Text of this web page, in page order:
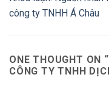
công ty TNHH Á Châu
ONE THOUGHT ON “
CÔNG TY TNHH